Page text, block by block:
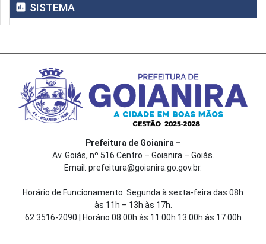
assessment SISTEMA
Prefeitura de Goianira –
Av. Goiás, nº 516 Centro – Goianira – Goiás.
Email: prefeitura@goianira.go.gov.br.
Horário de Funcionamento: Segunda à sexta-feira das 08h
às 11h – 13h às 17h.
62 3516-2090 | Horário 08:00h às 11:00h 13:00h às 17:00h